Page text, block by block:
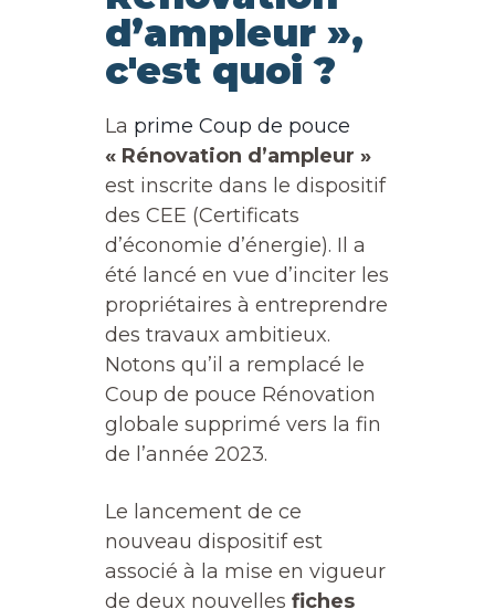
d’ampleur »,
c'est quoi ?
La prime Coup de pouce
« Rénovation d’ampleur »
est inscrite dans le dispositif
des CEE (Certificats
d’économie d’énergie). Il a
été lancé en vue d’inciter les
propriétaires à entreprendre
des travaux ambitieux.
Notons qu’il a remplacé le
Coup de pouce Rénovation
globale supprimé vers la fin
de l’année 2023.
Le lancement de ce
nouveau dispositif est
associé à la mise en vigueur
de deux nouvelles fiches